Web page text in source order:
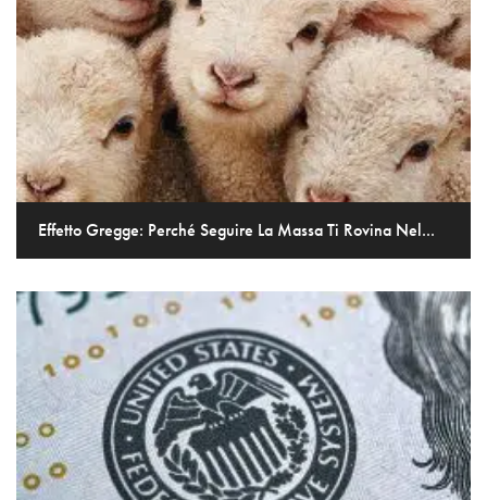
Effetto Gregge: Perché Seguire La Massa Ti Rovina Nel...